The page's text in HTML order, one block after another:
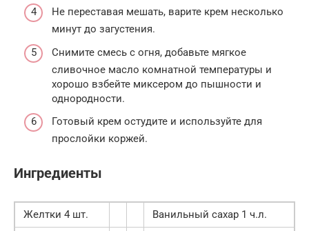
Не переставая мешать, варите крем несколько
минут до загустения.
Снимите смесь с огня, добавьте мягкое
сливочное масло комнатной температуры и
хорошо взбейте миксером до пышности и
однородности.
Готовый крем остудите и используйте для
прослойки коржей.
Ингредиенты
Желтки 4 шт.
Ванильный сахар 1 ч.л.